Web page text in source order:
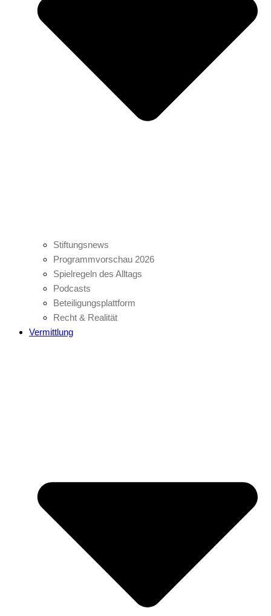
Stiftungsnews
Programmvorschau 2026
Spielregeln des Alltags
Podcasts
Beteiligungsplattform
Recht & Realität
Vermittlung